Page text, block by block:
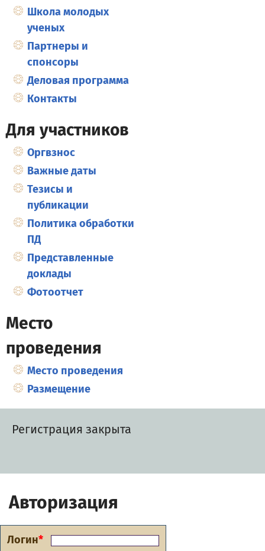
Школа молодых
ученых
Партнеры и
спонсоры
Деловая программа
Контакты
Для участников
Оргвзнос
Важные даты
Тезисы и
публикации
Политика обработки
ПД
Представленные
доклады
Фотоотчет
Место
проведения
Место проведения
Размещение
Регистрация закрыта
Авторизация
Логин*